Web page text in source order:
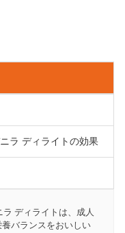
ラ ディライトの効果
ディライトは、成人
バランスをおいしい